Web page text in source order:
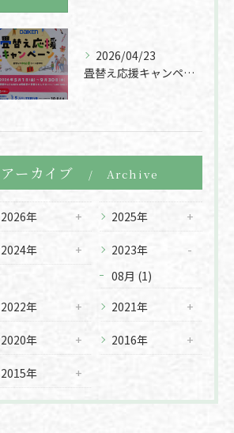
2026/04/23
畳替え応援キャンペーン
アーカイブ Archive
2026年 2025年
2024年
2023年
08月 (1)
2022年
2021年
2020年 2016年
2015年
お問い合わせはこちら